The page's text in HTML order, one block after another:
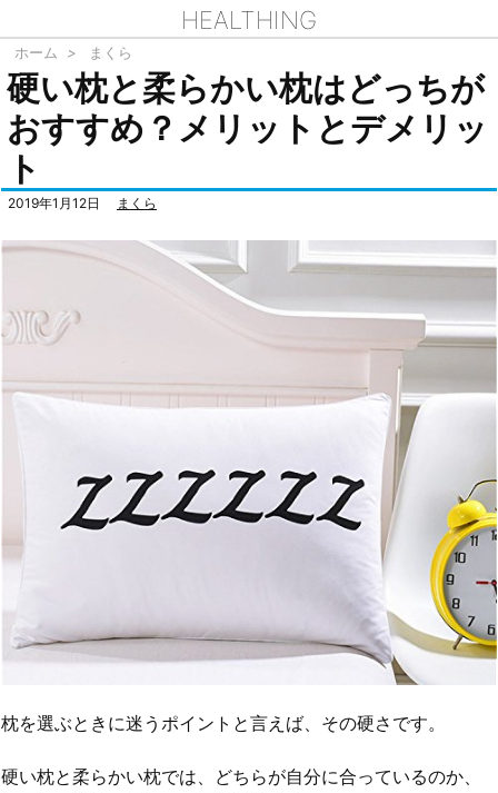
HEALTHING
ホーム > まくら
硬い枕と柔らかい枕はどっちが
おすすめ？メリットとデメリッ
ト
2019年1月12日 まくら
枕を選ぶときに迷うポイントと言えば、その硬さです。
硬い枕と柔らかい枕では、どちらが自分に合っているのか、